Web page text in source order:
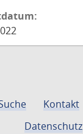
Kontakt
Datenschutz